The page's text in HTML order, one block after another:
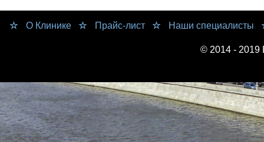
О Клинике Прайс-лист Наши специалисты
© 2014 -